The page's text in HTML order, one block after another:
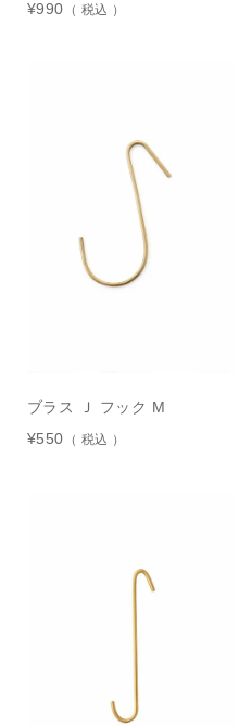
¥990 税込
ブラス Ｊ フック M
¥550 税込